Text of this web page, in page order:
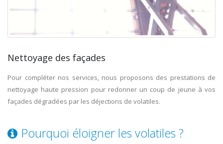
Nettoyage des façades
Pour compléter nos services, nous proposons des prestations de
nettoyage haute pression pour redonner un coup de jeune à vos
façades dégradées par les déjections de volatiles.
Pourquoi éloigner les volatiles ?